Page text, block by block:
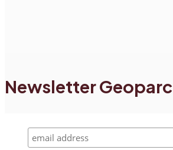
Newsletter Geoparc